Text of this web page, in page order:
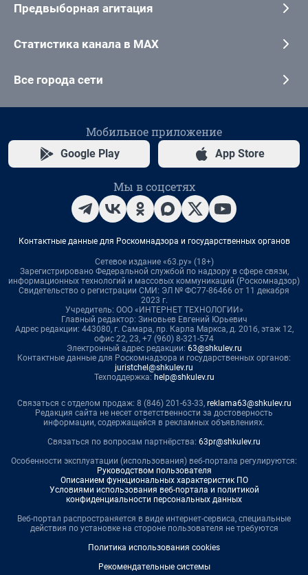
Предвыборная агитация
Статистика канала в MAX
Все города сети
Мобильное приложение
Google Play App Store
Мы в соцсетях
Контактные данные для Роскомнадзора и государственных органов
Сетевое издание «63.ру» (18+)
Зарегистрировано Федеральной службой по надзору в сфере связи,
информационных технологий и массовых коммуникаций (Роскомнадзор)
Свидетельство о регистрации СМИ: ЭЛ № ФС77-86466 от 11 декабря
2023 г.
Учредитель: ООО «ИНТЕРНЕТ ТЕХНОЛОГИИ»
Главный редактор: Зиновьев Евгений Юрьевич
Адрес редакции: 443080, г. Самара, пр. Карла Маркса, д. 201б, этаж 12,
офис 22, 23, +7 (960) 8-321-574
Электронный адрес редакции: 63@shkulev.ru
Контактные данные для Роскомнадзора и государственных органов:
juristchel@shkulev.ru
Техподдержка: help@shkulev.ru
Связаться с отделом продаж: 8 (846) 201-63-33, reklama63@shkulev.ru
Редакция сайта не несет ответственности за достоверность
информации, содержащейся в рекламных объявлениях.
Связаться по вопросам партнёрства: 63pr@shkulev.ru
Особенности эксплуатации (использования) веб-портала регулируются:
Руководством пользователя
Описанием функциональных характеристик ПО
Условиями использования веб-портала и политикой
конфиденциальности персональных данных
Веб-портал распространяется в виде интернет-сервиса, специальные
действия по установке на стороне пользователя не требуются
Политика использования cookies
Рекомендательные системы